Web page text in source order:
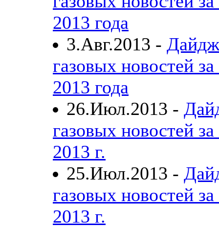
2013 года
3.Авг.2013 -
газовых новостей за
2013 года
26.Июл.2013 -
газовых новостей
2013 г.
25.Июл.2013 -
газовых новостей
2013 г.